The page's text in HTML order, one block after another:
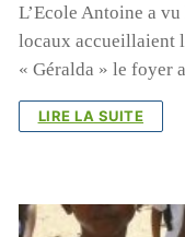
L’Ecole Antoine a
locaux accueillaient
« Géralda » le foyer
LIRE LA SUITE